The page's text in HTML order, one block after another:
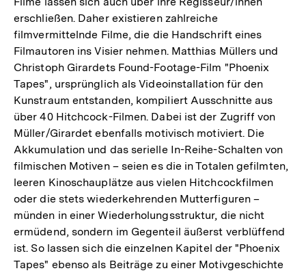
erschließen. Daher existieren zahlreiche
filmvermittelnde Filme, die die Handschrift eines
Filmautoren ins Visier nehmen. Matthias Müllers und
Christoph Girardets Found-Footage-Film "Phoenix
Tapes", ursprünglich als Videoinstallation für den
Kunstraum entstanden, kompiliert Ausschnitte aus
über 40 Hitchcock-Filmen. Dabei ist der Zugriff von
Müller/Girardet ebenfalls motivisch motiviert. Die
Akkumulation und das serielle In-Reihe-Schalten von
filmischen Motiven – seien es die in Totalen gefilmten,
leeren Kinoschauplätze aus vielen Hitchcockfilmen
oder die stets wiederkehrenden Mutterfiguren –
münden in einer Wiederholungsstruktur, die nicht
ermüdend, sondern im Gegenteil äußerst verblüffend
ist. So lassen sich die einzelnen Kapitel der "Phoenix
Tapes" ebenso als Beiträge zu einer Motivgeschichte